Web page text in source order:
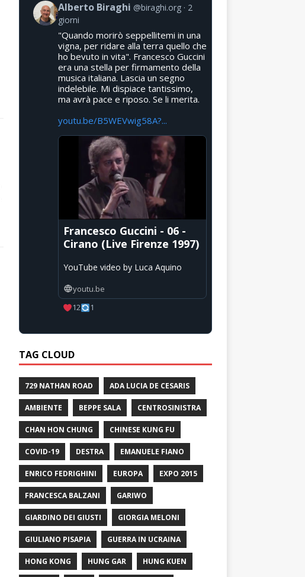
Alberto Biraghi @biraghi.org
2
giorni
"Quando morirò seppellitemi in una
vigna, per ridare alla terra quello che
ho bevuto in vita". Francesco Guccini
era una stella per firmamento della
musica italiana. Lascia un segno
indelebile. Mi dispiace tantissimo,
ma avrà pace e riposo. Se li merita.
youtu.be/B5WEVwig58A?...
Francesco Guccini - 06 -
Cirano (Live Firenze 1997)
YouTube video by Luca Aquino
youtu.be
12
1
TAG CLOUD
729 NATHAN ROAD ADA LUCIA DE CESARIS
AMBIENTE BEPPE SALA CENTROSINISTRA
CHAN HON CHUNG CHINESE KUNG FU
COVID-19 DESTRA EMANUELE FIANO
ENRICO FEDRIGHINI EUROPA EXPO 2015
FRANCESCA BALZANI GARIWO
GIARDINO DEI GIUSTI GIORGIA MELONI
GIULIANO PISAPIA GUERRA IN UCRAINA
HONG KONG HUNG GAR HUNG KUEN